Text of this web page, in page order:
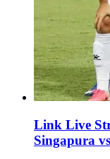
Link Live
Singapura